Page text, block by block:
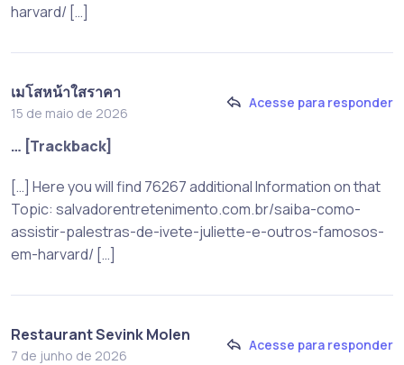
harvard/ […]
เมโสหน้าใสราคา
15 de maio de 2026
Acesse para responder
… [Trackback]
[…] Here you will find 76267 additional Information on that
Topic: salvadorentretenimento.com.br/saiba-como-
assistir-palestras-de-ivete-juliette-e-outros-famosos-
em-harvard/ […]
Restaurant Sevink Molen
7 de junho de 2026
Acesse para responder